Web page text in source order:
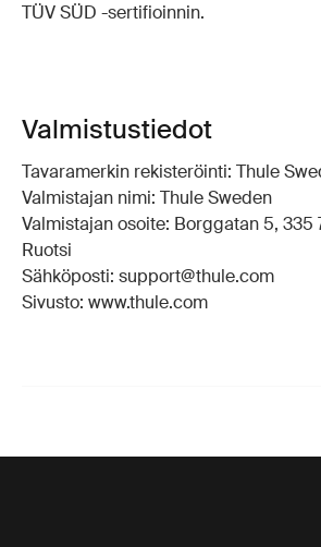
TÜV SÜD -sertifioinnin.
Valmistustiedot
Tavaramerkin rekisteröinti: Thule
Valmistajan nimi: Thule Sweden
Valmistajan osoite: Borggatan 5, 335
Ruotsi
Sähköposti: support@thule.com
Sivusto: www.thule.com